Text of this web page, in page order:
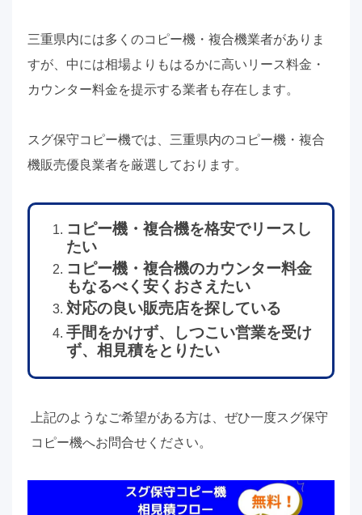
三重県内には多くのコピー機・複合機業者がありま
すが、中には相場よりもはるかに高いリース料金・
カウンター料金を提示する業者も存在します。
スグ保守コピー機では、三重県内のコピー機・複合
機販売優良業者を厳選しております。
コピー機・複合機を格安でリースし
たい
コピー機・複合機のカウンター料金
もなるべく安くおさえたい
対応の良い販売店を探している
手間をかけず、しつこい営業を受け
ず、相見積をとりたい
上記のようなご希望がある方は、ぜひ一度スグ保守
コピー機へお問合せください。